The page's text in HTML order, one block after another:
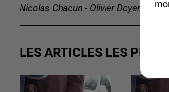
Nicolas Chacun - Olivier Doyen
LES ARTICLES LES PLUS